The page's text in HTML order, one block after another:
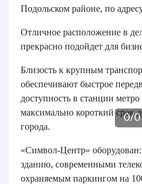
0/0
Подольском районе, по
Отличное расположение в
прекрасно подойдет для
Близость к крупным
обеспечивают быстрое
доступность в станции
максимально короткий срок
города.
«Символ-Центр»
зданию, современными
охраняемым паркингом на